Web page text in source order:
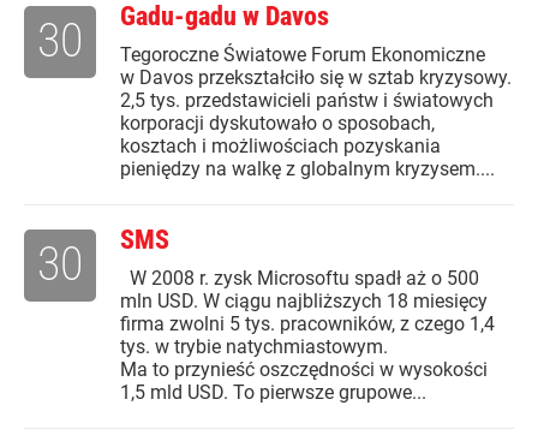
Gadu-gadu w Davos
Tegoroczne Światowe Forum Ekonomiczne
w Davos przekształciło się w sztab kryzysowy.
2,5 tys. przedstawicieli państw i światowych
korporacji dyskutowało o sposobach,
kosztach i możliwościach pozyskania
pieniędzy na walkę z globalnym kryzysem....
30
SMS
W 2008 r. zysk Microsoftu spadł aż o 500
mln USD. W ciągu najbliższych 18 miesięcy
firma zwolni 5 tys. pracowników, z czego 1,4
tys. w trybie natychmiastowym.
Ma to przynieść oszczędności w wysokości
1,5 mld USD. To pierwsze grupowe...
30